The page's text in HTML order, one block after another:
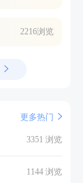
2216浏览
更多热门
3351 浏览
1144 浏览